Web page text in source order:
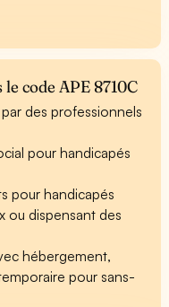
le code APE 8710C
des professionnels
pour handicapés
pour handicapés
ou dispensant des
hébergement,
pour sans-